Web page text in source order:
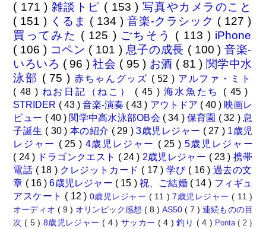
( 171 ) 雑談トピ ( 153 ) 写真やカメラのこと
( 151 ) くるま ( 134 ) 音楽-クラシック ( 127 )
買ってみた ( 125 ) ごちそう ( 113 ) iPhone
( 106 ) コペン ( 101 ) 息子の成長 ( 100 )音楽-
いろいろ ( 96 )社会 ( 95 ) お酒 ( 81 ) 関学中水
泳部 ( 75 ) 赤ちゃんグッズ ( 52 ) アルファ・ミト
( 48 ) ねお日記（ねこ） ( 45 ) 海水魚たち ( 45 )
STRIDER ( 43 ) 音楽-演奏 ( 43 ) アウトドア ( 40 ) 映画レ
ビュー ( 40 ) 関学中高水泳部OB会 ( 34 ) 保育園 ( 32 ) 息
子誕生 ( 30 ) 本の紹介 ( 29 )3歳児レジャー ( 27 ) 1歳児
レジャー ( 25 ) 4歳児レジャー ( 25 ) 5歳児レジャー
( 24 ) ドラゴンクエスト ( 24 ) 2歳児レジャー ( 23 ) 携帯
電話 ( 18 ) クレジットカード ( 17 ) 学び ( 16 ) 過去の文
章 ( 16 )6歳児レジャー ( 15 ) 祝、ご結婚 ( 14 ) フィギュ
アスケート ( 12 ) 0歳児レジャー ( 11 )7歳児レジャー( 11 )
オーディオ ( 9 ) オリンピック感想( 8 )AS50( 7 )連続ものの目
次( 5 ) 8歳児レジャー( 4 ) サッカー ( 4 )釣り ( 4 ) Ponta( 2 )